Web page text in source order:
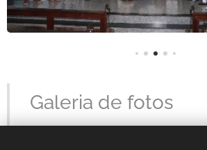
Galeria de fotos